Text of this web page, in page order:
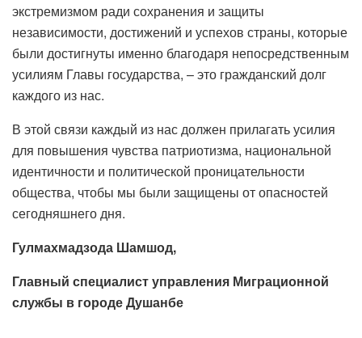
экстремизмом ради сохранения и защиты
независимости, достижений и успехов страны, которые
были достигнуты именно благодаря непосредственным
усилиям Главы государства, – это гражданский долг
каждого из нас.
В этой связи каждый из нас должен прилагать усилия
для повышения чувства патриотизма, национальной
идентичности и политической проницательности
общества, чтобы мы были защищены от опасностей
сегодняшнего дня.
Гулмахмадзода Шамшод,
Главный специалист управления Миграционной
службы в городе Душанбе